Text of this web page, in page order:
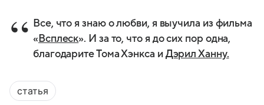
Все, что я знаю о любви, я выучила из фильма
« Всплеск». И за то, что я до сих пор одна,
благодарите Тома Хэнкса и Дэрил Ханну.
статья